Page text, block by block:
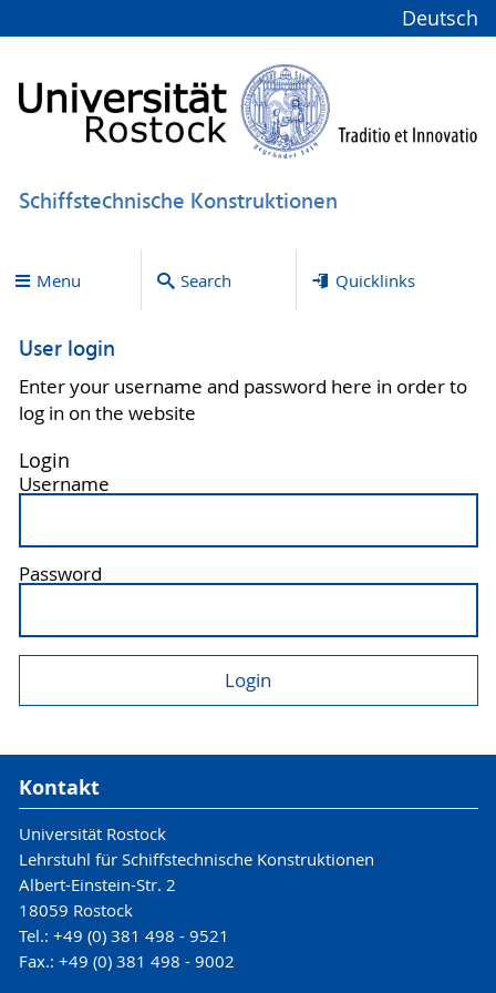
Deutsch
Schiffstechnische Konstruktionen
Menu Search Quicklinks
User login
Enter your username and password here in order to
log in on the website
Login
Username
Password
Kontakt
Universität Rostock
Lehrstuhl für Schiffstechnische Konstruktionen
Albert-Einstein-Str. 2
18059 Rostock
Tel.: +49 (0) 381 498 - 9521
Fax.: +49 (0) 381 498 - 9002